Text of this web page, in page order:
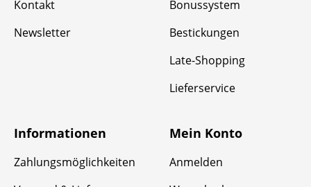
Kontakt
Newsletter
Bonussystem
Bestickungen
Late-Shopping
Lieferservice
Informationen
Zahlungsmöglichkeiten
Mein Konto
Anmelden